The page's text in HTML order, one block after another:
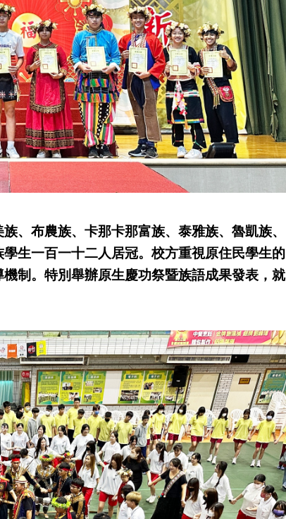
、布農族、卡那卡那富族、泰雅族、魯凱族、
生一百一十二人居冠。校方重視原住民學生的
制。特別舉辦原生慶功祭暨族語成果發表，就